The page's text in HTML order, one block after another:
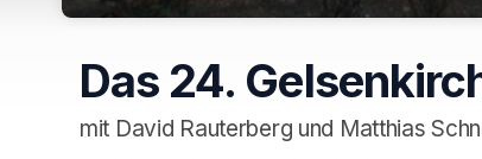
Das 24.
mit David Rauterberg und Matthias